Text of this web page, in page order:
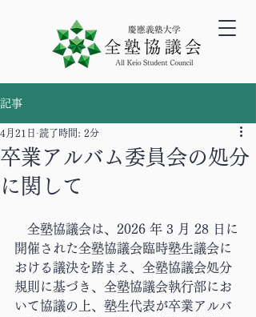
記事
卒業アルバム委員会の処分
に関して
4月21日 読了時間: 2分
全塾協議会は、2026 年 3 月 28 日に
開催された全塾協議会臨時塾生議会に
おける議決を踏まえ、全塾協議会処分
規則に基づき、全塾協議会執行部にお
いて協議の上、塾生代表が卒業アルバ